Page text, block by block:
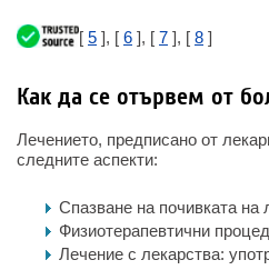
[ 5 ], [ 6 ], [ 7 ], [ 8 ]
Как да се отървем от
Лечението, предписано от
следните аспекти:
Спазване на почивката на
Физиотерапевтични
Лечение с лекарства: